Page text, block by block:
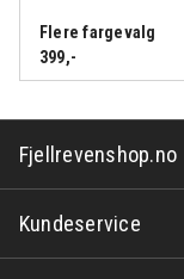
Flere fargevalg
399,-
Fjellrevenshop.no
Kundeservice